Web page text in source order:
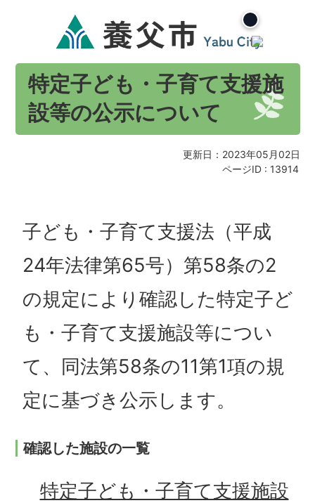
特定子ども・子育て支援施
設等の公示について
更新日：2023年05月02日
ページID : 13914
子ども・子育て支援法（平成
24年法律第65号）第58条の2
の規定により確認した特定子ど
も・子育て支援施設等につい
て、同法第58条の11第1項の規
定に基づき公示します。
確認した施設の一覧
特定子ども・子育て支援施設